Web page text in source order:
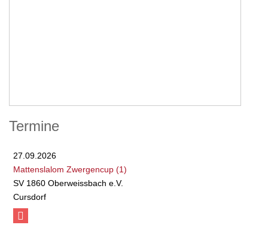
Termine
27.09.2026
Mattenslalom Zwergencup (1)
SV 1860 Oberweissbach e.V.
Cursdorf